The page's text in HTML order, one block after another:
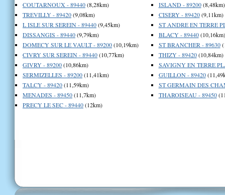
COUTARNOUX - 89440(8,28km)
TREVILLY - 89420(9,08km)
L ISLE SUR SEREIN - 89440(9,45km)
DISSANGIS - 89440(9,79km)
DOMECY SUR LE VAULT - 89200(10,19km)
CIVRY SUR SEREIN - 89440(10,77km)
GIVRY - 89200(10,86km)
SERMIZELLES - 89200(11,41km)
TALCY - 89420(11,59km)
MENADES - 89450(11,7km)
PRECY LE SEC - 89440(12km)
ISLAND - 89200(8,48km)
CISERY - 89420(9,11km)
ST ANDRE EN TERRE
BLACY - 89440(10,16km)
ST BRANCHER - 89630
THIZY - 89420(10,84km)
SAVIGNY EN TERRE
GUILLON - 89420
ST GERMAIN DES
THAROISEAU - 89450